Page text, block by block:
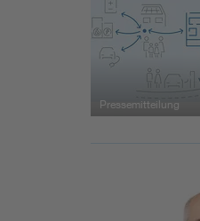
Pressemitteilung